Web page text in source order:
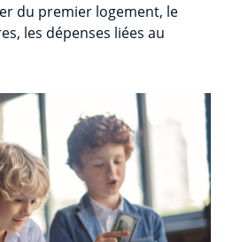
du premier logement, le
les dépenses liées au